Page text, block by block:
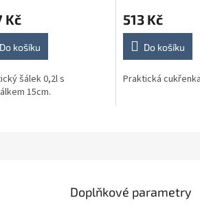
Kč
Do košíku
šálek 0,2l s
15cm.
513 Kč
Do košíku
Praktická
Doplňkové parametry